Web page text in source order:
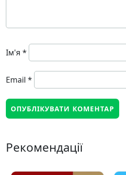
Ім'я *
Email *
Рекомендації